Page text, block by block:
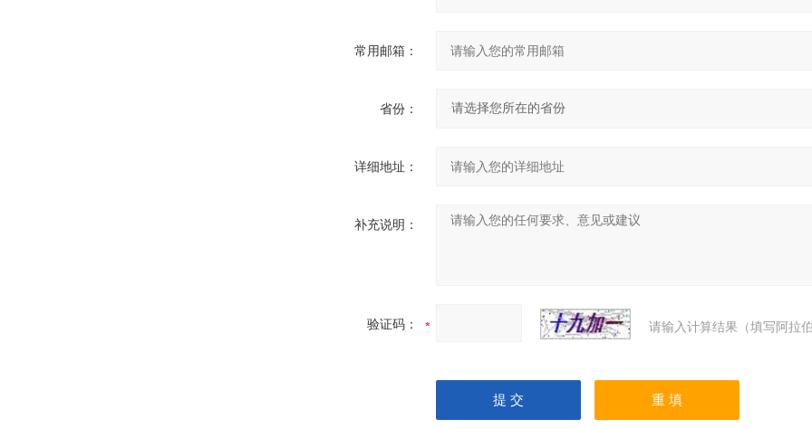
常用邮箱：
省份：
详细地址：
补充说明：
验证码： 请输入计算结果（填写阿拉